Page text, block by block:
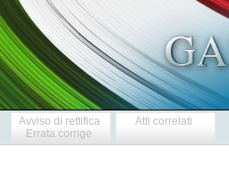
Avviso di rettifica
Errata corrige
Atti correlati